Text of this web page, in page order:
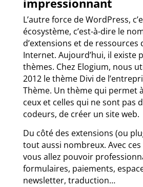
impressionnant
L’autre force de WordPress,
écosystème, c’est-à-dire le
d’extensions et de
Internet. Aujourd’hui, il existe
thèmes. Chez Elogium, nous
2012 le thème Divi de
Thème. Un thème qui permet
ceux et celles qui ne sont pas
codeurs, de créer un site web.
Du côté des extensions (ou
tout aussi nombreux. Avec
vous allez pouvoir
formulaires, paiements,
newsletter, traduction…